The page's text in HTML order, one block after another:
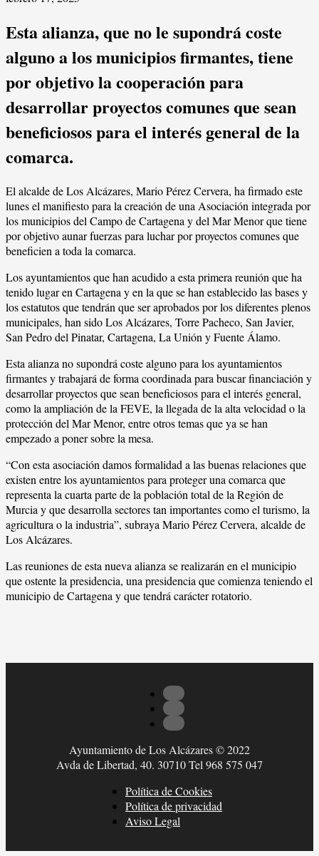
Esta alianza, que no le supondrá coste
alguno a los municipios firmantes, tiene
por objetivo la cooperación para
desarrollar proyectos comunes que sean
beneficiosos para el interés general de la
comarca.
El alcalde de Los Alcázares, Mario Pérez Cervera, ha firmado este
lunes el manifiesto para la creación de una Asociación integrada por
los municipios del Campo de Cartagena y del Mar Menor que tiene
por objetivo aunar fuerzas para luchar por proyectos comunes que
beneficien a toda la comarca.
Los ayuntamientos que han acudido a esta primera reunión que ha
tenido lugar en Cartagena y en la que se han establecido las bases y
los estatutos que tendrán que ser aprobados por los diferentes plenos
municipales, han sido Los Alcázares, Torre Pacheco, San Javier,
San Pedro del Pinatar, Cartagena, La Unión y Fuente Álamo.
Esta alianza no supondrá coste alguno para los ayuntamientos
firmantes y trabajará de forma coordinada para buscar financiación y
desarrollar proyectos que sean beneficiosos para el interés general,
como la ampliación de la FEVE, la llegada de la alta velocidad o la
protección del Mar Menor, entre otros temas que ya se han
empezado a poner sobre la mesa.
“Con esta asociación damos formalidad a las buenas relaciones que
existen entre los ayuntamientos para proteger una comarca que
representa la cuarta parte de la población total de la Región de
Murcia y que desarrolla sectores tan importantes como el turismo, la
agricultura o la industria”, subraya Mario Pérez Cervera, alcalde de
Los Alcázares.
Las reuniones de esta nueva alianza se realizarán en el municipio
que ostente la presidencia, una presidencia que comienza teniendo el
municipio de Cartagena y que tendrá carácter rotatorio.
Ayuntamiento de Los Alcázares © 2022
Avda de Libertad, 40. 30710 Tel 968 575 047
Política de Cookies
Política de privacidad
Aviso Legal